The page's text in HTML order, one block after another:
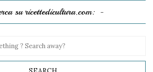
su ricettedicultura.com: